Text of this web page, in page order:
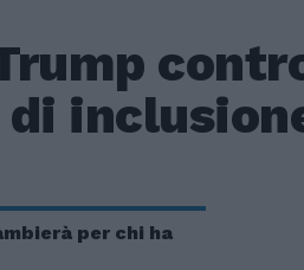
per chi ha